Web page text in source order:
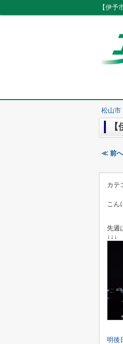
【伊
松山市
≪ 前へ
カテ
こん
先週
↓↓↓
明後